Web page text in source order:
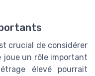
crucial de considérer
joue un rôle important
élevé pourrait